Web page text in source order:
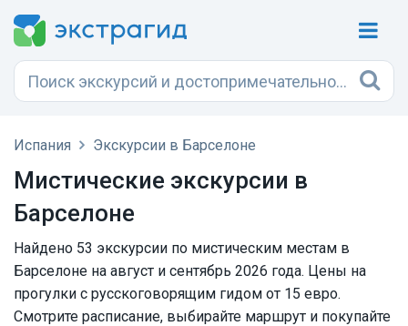
Испания Экскурсии в Барселоне
Мистические экскурсии в
Барселоне
Найдено 53 экскурсии по мистическим местам в
Барселоне на август и сентябрь 2026 года. Цены на
прогулки с русскоговорящим гидом от 15 евро.
Смотрите расписание, выбирайте маршрут и покупайте